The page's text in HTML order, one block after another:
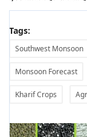
Tags:
Southwest Monsoon
Monsoon Forecast
Kharif Crops